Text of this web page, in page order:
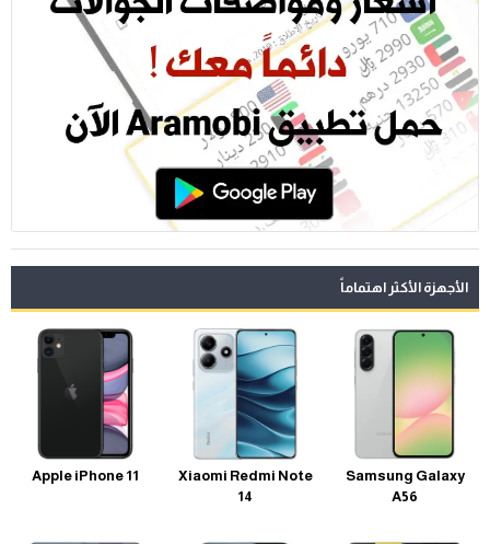
الأجهزة الأكثر اهتماماً
Samsung Galaxy
A56
Xiaomi Redmi Note
14
Apple iPhone 11